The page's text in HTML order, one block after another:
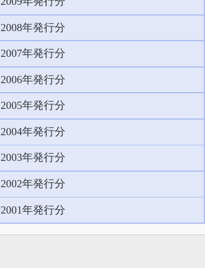
2008年発行分
2007年発行分
2006年発行分
2005年発行分
2004年発行分
2003年発行分
2002年発行分
2001年発行分